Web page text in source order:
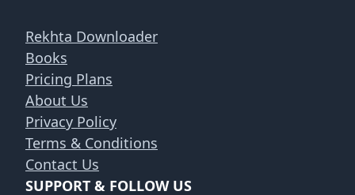
Rekhta Downloader
Books
Pricing Plans
About Us
Privacy Policy
Terms & Conditions
Contact Us
SUPPORT & FOLLOW US